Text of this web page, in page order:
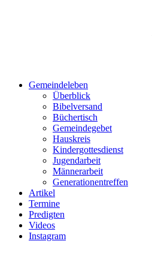
Gemeindeleben
Überblick
Bibelversand
Büchertisch
Gemeindegebet
Hauskreis
Kindergottesdienst
Jugendarbeit
Männerarbeit
Generationentreffen
Artikel
Termine
Predigten
Videos
Instagram